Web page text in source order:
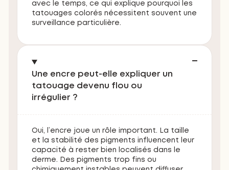
avec le temps, ce qui explique pourquoi les
tatouages colorés nécessitent souvent une
surveillance particulière.
Une encre peut-elle expliquer un
tatouage devenu flou ou
irrégulier ?
Oui, l’encre joue un rôle important. La taille
et la stabilité des pigments influencent leur
capacité à rester bien localisés dans le
derme. Des pigments trop fins ou